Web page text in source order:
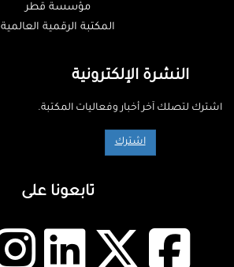
مؤسسة قطر
المكتبة الرقمية العالمية
النشرة الإلكترونية
اشترك لتصلك آخر أخبار وفعاليات المكتبة.
اشترك
تابعونا على